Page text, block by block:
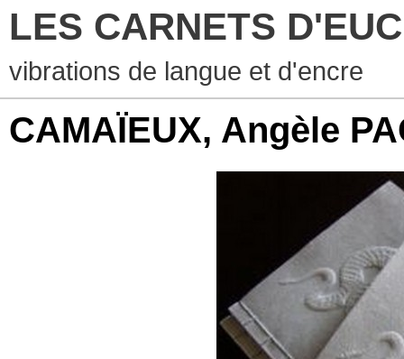
LES CARNETS
vibrations de langue et d'encre
CAMAÏEUX, Angèle